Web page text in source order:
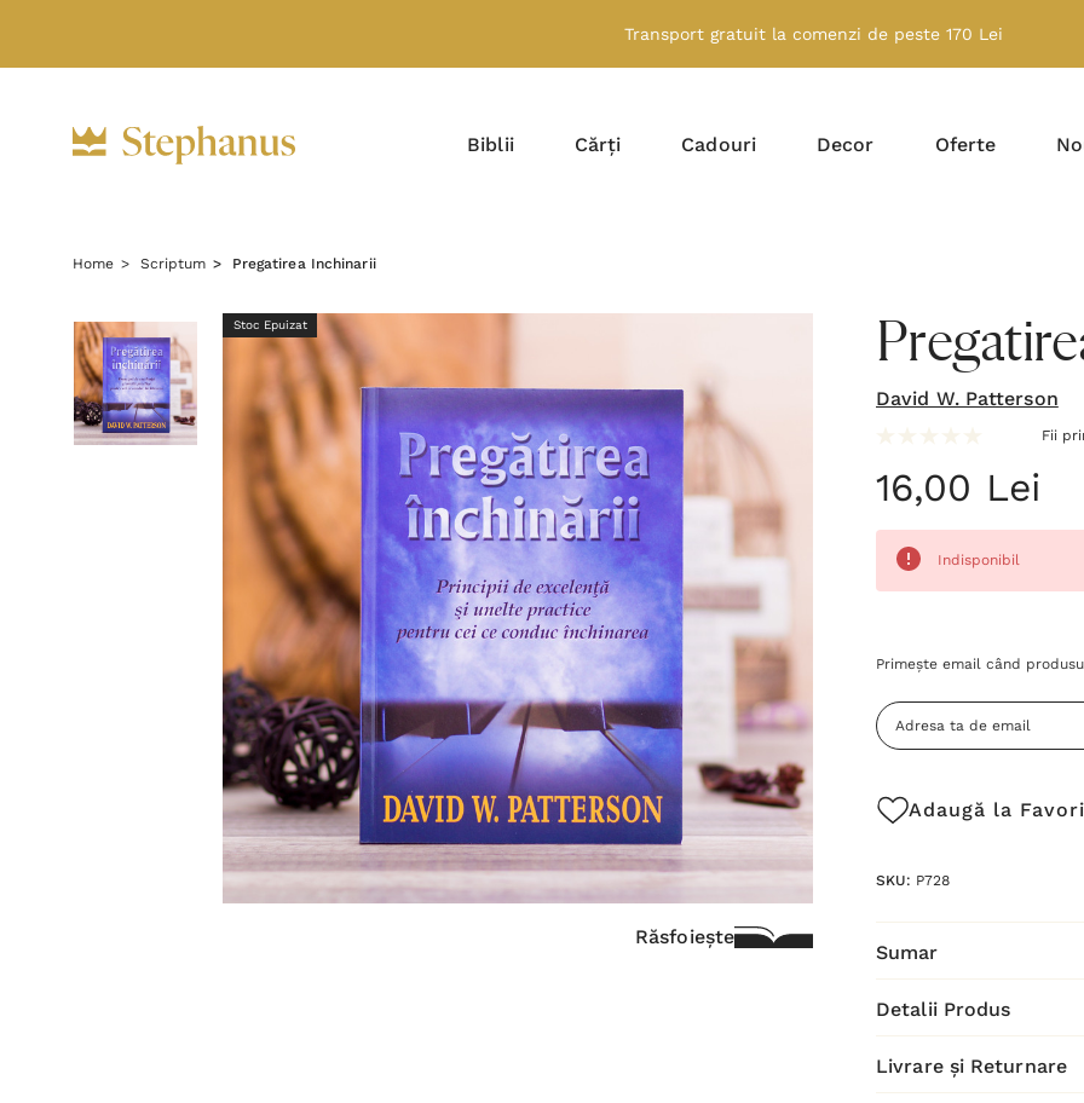
Transport gratuit la comenzi de peste 170 Lei
Biblii Cărți Cadouri Decor Oferte
Home Scriptum Pregatirea Inchinarii
Stoc Epuizat
Răsfoiește
David W. Patterson
Fii
16,00 Lei
Indisponibil
Grăbește-
Stocul
curent
Primește email când
Adaugă la
SKU: P728
Sumar
Detalii Produs
Livrare și Returnare